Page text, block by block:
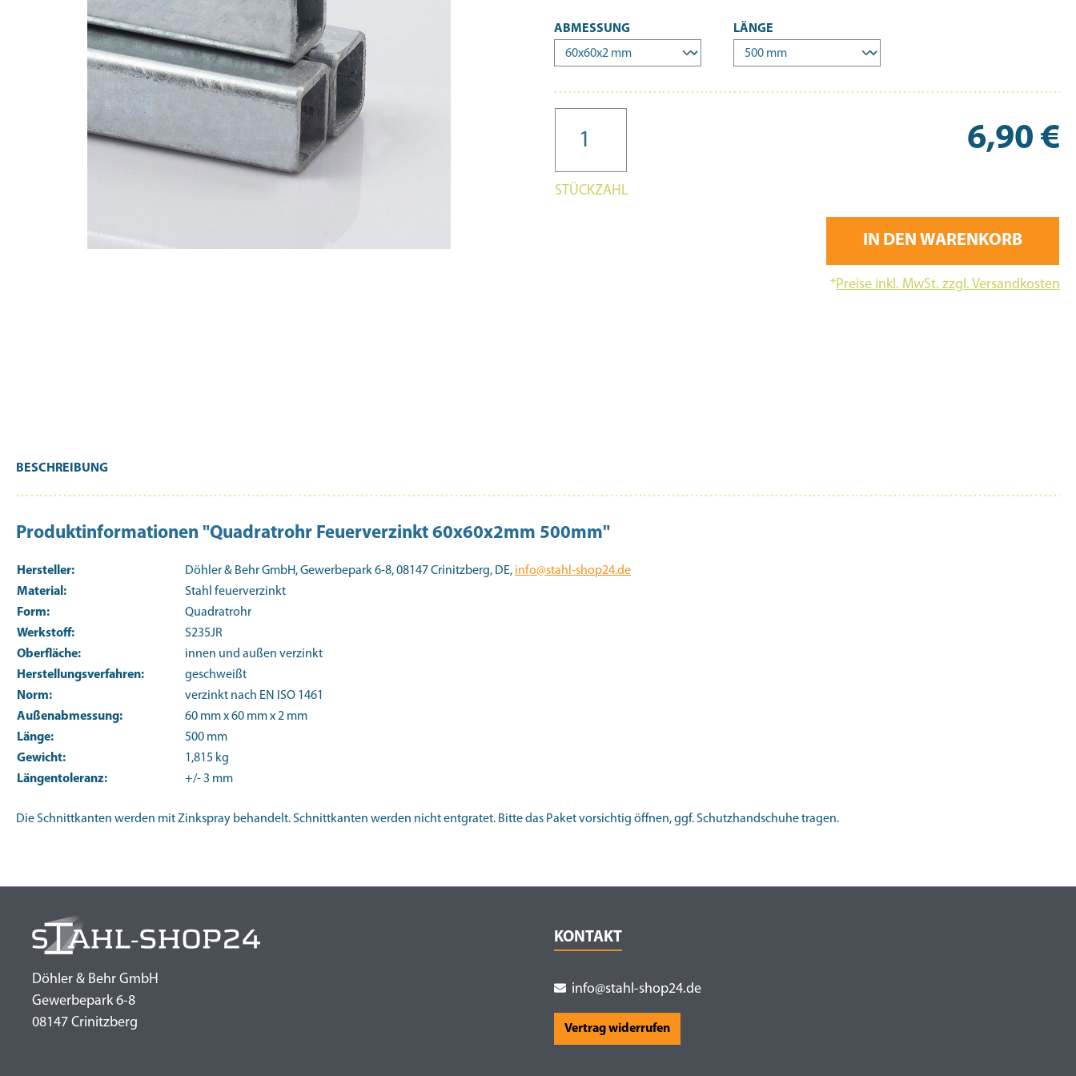
ABMESSUNG LÄNGE
6,90 €
STÜCKZAHL
IN DEN WARENKORB
*Preise inkl. MwSt. zzgl. Versandkosten
BESCHREIBUNG
Produktinformationen "Quadratrohr Feuerverzinkt 60x60x2mm 500mm"
Hersteller: Döhler & Behr GmbH, Gewerbepark 6-8, 08147 Crinitzberg, DE, info@stahl-shop24.de
Material:
Stahl feuerverzinkt
Form:
Quadratrohr
Werkstoff:
S235JR
Oberfläche:
innen und außen verzinkt
Herstellungsverfahren:
geschweißt
Norm:
verzinkt nach EN ISO 1461
Außenabmessung:
60 mm x 60 mm x 2 mm
Länge:
500 mm
Gewicht:
1,815 kg
Längentoleranz:
+/- 3 mm
Die Schnittkanten werden mit Zinkspray behandelt. Schnittkanten werden nicht entgratet. Bitte das Paket vorsichtig öffnen, ggf. Schutzhandschuhe tragen.
Döhler & Behr GmbH
Gewerbepark 6-8
08147 Crinitzberg
KONTAKT
info@stahl-shop24.de
Vertrag widerrufen